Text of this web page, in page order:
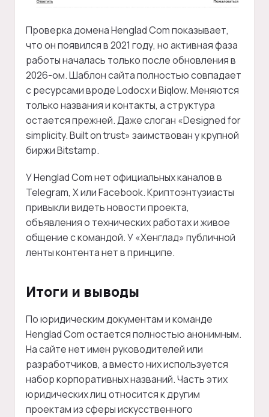
Проверка домена Henglad Com показывает,
что он появился в 2021 году, но активная фаза
работы началась только после обновления в
2026-ом. Шаблон сайта полностью совпадает
с ресурсами вроде Lodocx и Biqlow. Меняются
только названия и контакты, а структура
остается прежней. Даже слоган «Designed for
simplicity. Built on trust» заимствован у крупной
биржи Bitstamp.
У Henglad Com нет официальных каналов в
Telegram, X или Facebook. Криптоэнтузиасты
привыкли видеть новости проекта,
объявления о технических работах и живое
общение с командой. У «Хенглад» публичной
ленты контента нет в принципе.
Итоги и выводы
По юридическим документам и команде
Henglad Com остается полностью анонимным.
На сайте нет имен руководителей или
разработчиков, а вместо них используется
набор корпоративных названий. Часть этих
юридических лиц относится к другим
проектам из сферы искусственного